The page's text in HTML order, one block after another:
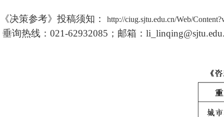
《决策参考》投稿须知： http://ciug.sjtu.edu.cn/Web/
垂询热线： 021-62932085 ；邮箱：